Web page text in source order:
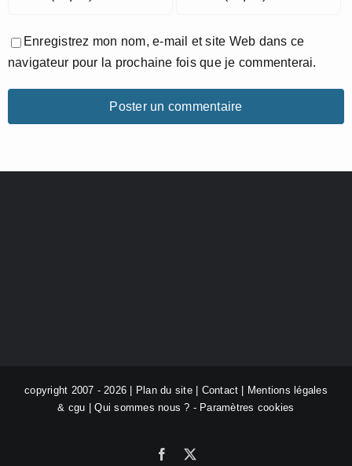
Enregistrez mon nom, e-mail et site Web dans ce
navigateur pour la prochaine fois que je commenterai.
copyright 2007 - 2026 | Plan du site| Contact
Mentions légales
& cgu |Qui sommes nous ? - Paramètres cookies
Facebook